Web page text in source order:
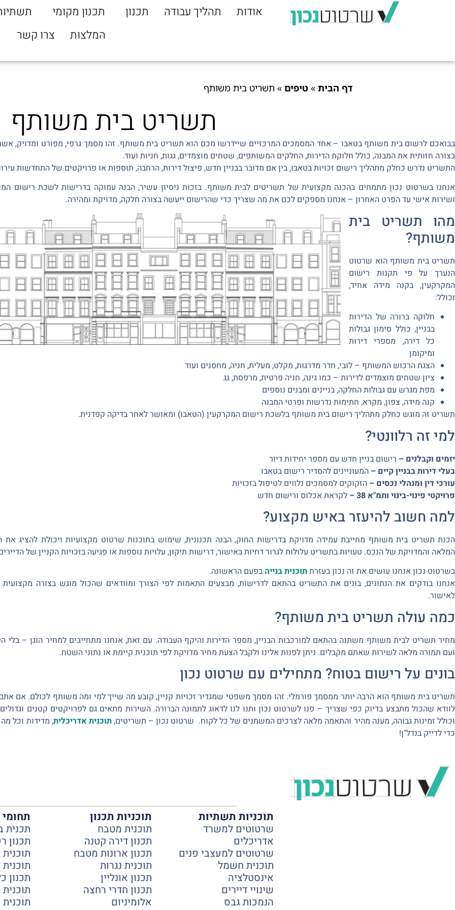
אודות תהליך עבודה תכנון תכנון מקומי
המלצות
צרו קשר
דף הבית» טיפים» תשריט בית משותף
תשריט בית משותף
בבואכם לרשום בית משותף בטאבו – אחד המסמכים המרכזיים שיידרשו מכם הוא תשריט בית משותף. זהו מסמך גרפי, מפורט ומדויק,
בצורה חזותית את המבנה, כולל חלוקת הדירות, החלקים המשותפים, שטחים מוצמדים, גגות, חניות ועוד.
התשריט נדרש כחלק מתהליך רישום זכויות בטאבו, בין אם מדובר בבניין חדש, פיצול דירות, הרחבה, תוספות או פרויקטים של התחדשות
אנחנו בשרטוט נכון מתמחים בהכנה מקצועית של תשריטים לבית משותף. בזכות ניסיון עשיר, הבנה עמוקה בדרישות לשכת רישום
ושירות אישי עד הפרט האחרון – אנחנו מספקים לכם את מה שצריך כדי שהרישום ייעשה בצורה חלקה, מדויקת ומהירה.
מהו תשריט בית
משותף?
תשריט בית משותף הוא שרטוט
הנערך על פי תקנות רישום
המקרקעין, בקנה מידה אחיד,
וכולל:
חלוקה ברורה של הדירות
בבניין, כולל סימון גבולות
כל דירה, מספרי דירות
ומיקומן
הצגת הרכוש המשותף – לובי, חדר מדרגות, מקלט, מעלית, חניה, מחסנים ועוד
ציון שטחים מוצמדים לדירות – כמו גינה, חניה פרטית, מרפסת, גג
מפת מגרש עם גבולות החלקה, בניינים ומבנים נוספים
קנה מידה, צפון, מקרא, חתימות נדרשות ופרטי המבנה
תשריט זה מוגש כחלק מתהליך רישום בית משותף בלשכת רישום המקרקעין (הטאבו) ומאושר לאחר בדיקה קפדנית.
למי זה רלוונטי?
יזמים וקבלנים – רישום בניין חדש עם מספר יחידות דיור
בעלי דירות בבניין קיים – המעוניינים להסדיר רישום בטאבו
עורכי דין ומנהלי נכסים – הזקוקים למסמכים נלווים לטיפול בזכויות
פרויקטי פינוי-בינוי ותמ"א 38 –
לקראת אכלוס ורישום חדש
למה חשוב להיעזר באיש מקצוע?
הכנת תשריט בית משותף מחייבת עמידה מדויקת בדרישות החוק, הבנה תכנונית, שימוש בתוכנות שרטוט מקצועיות ויכולת להציג את
המלאה והמדויקת של הנכס. טעויות בתשריט עלולות לגרור דחיות באישור, דרישות תיקון, עלויות נוספות או פגיעה בזכויות הקניין של
בשרטוט נכון אנחנו עושים את זה נכון בעזרתתוכנית בנייה בפעם הראשונה.
אנחנו בודקים את הנתונים, בונים את התשריט בהתאם לדרישות, מבצעים התאמות לפי הצורך ומוודאים שהכול מוגש בצורה מקצועית
לאישור.
כמה עולה תשריט בית משותף?
מחיר תשריט לבית משותף משתנה בהתאם למורכבות הבניין, מספר הדירות והיקף העבודה. עם זאת, אנחנו מתחייבים למחיר הוגן – בלי
ועם תמורה מלאה לשירות שאתם מקבלים. ניתן לפנות אלינו ולקבל הצעת מחיר מדויקת לפי תוכנית קיימת או נתוני השטח.
בונים על רישום בטוח? מתחילים עם שרטוט נכון
תשריט בית משותף הוא הרבה יותר ממסמך פורמלי. זהו מסמך משפטי שמגדיר זכויות קניין, קובע מה שייך למי ומה משותף לכולם. אם
לוודא שהכול מתבצע בדיוק כפי שצריך – פנו לשרטוט נכון ותנו לנו לדאוג לתמונה הברורה. השירות מתאים גם לפרויקטים קטנים
וכולל זמינות גבוהה, מענה מהיר והתאמה מלאה לצרכים המשתנים של כל לקוח. שרטוט נכון – תשריטים,תוכנית אדריכלית, מדידות וכל
כדי לדייק בנדל"ן!
תוכניות תשתיות
שרטוטים למשרד
אדריכלים
שרטוטים למעצבי פנים
תוכנית חשמל
אינסטלציה
שינויי דיירים
הנמכות גבס
תוכניות תכנון
תוכנית מטבח
תכנון דירה קטנה
תכנון ארונות מטבח
תוכנית נגרות
תכנון אונליין
תכנון חדרי רחצה
אלומיניום
תכנית
תכנון
תכנון